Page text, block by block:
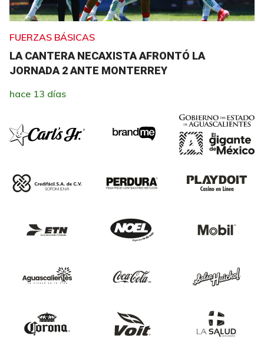
FUERZAS BÁSICAS
LA CANTERA NECAXISTA AFRONTÓ LA
JORNADA 2 ANTE MONTERREY
hace 13 días